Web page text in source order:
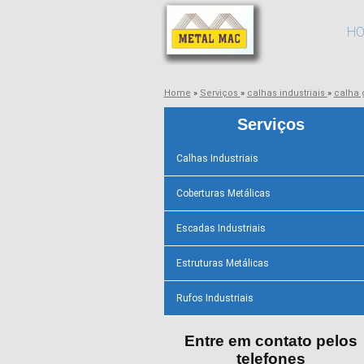
Home » Serviços » calhas industriais » calha
Serviços
Calhas Industriais
Coberturas Metálicas
Escadas Industriais
Estruturas Metálicas
Rufos Industriais
Entre em contato pelos
telefones